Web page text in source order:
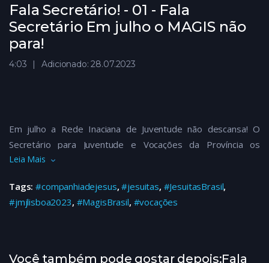
Fala Secretário! - 01 - Fala
Secretário Em julho o MAGIS não
para!
4:03 Adicionado: 28.07.2023
Em julho a Rede Inaciana de Juventude não descansa! O
Secretário para Juventude e Vocações da Província os
Jesuítas do Brasil no programa #FalaSecretário deste mês
Nos acompanhe!
Leia Mais
Tags:#companhiadejesus,#jesuitas, #JesuitasBrasil,
#jmjlisboa2023, #MagisBrasil, #vocações
Você também pode gostar depois:Fala